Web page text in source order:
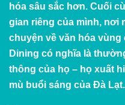
hóa sâu sắc hơn. Cuối
gian riêng của mình, nơi
chuyện về văn hóa vùng
Dining có nghĩa là
thông của họ – họ xuất
mù buổi sáng của Đà Lạt.